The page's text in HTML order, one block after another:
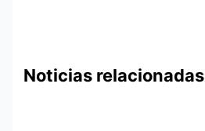
Noticias relacionadas